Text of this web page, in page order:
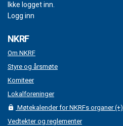
Ikke logget inn.
Logg inn
NKRF
Om NKRF
Styre og årsmøte
Komiteer
Lokalforeninger
Møtekalender for NKRFs organer (+)
Vedtekter og reglementer